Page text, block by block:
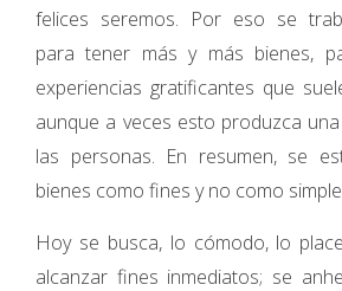
felices seremos. Por eso se
para tener más y más bienes,
experiencias gratificantes que
aunque a veces esto produzca
las personas. En resumen, se
bienes como fines y no como
Hoy se busca, lo cómodo, lo
alcanzar fines inmediatos; se